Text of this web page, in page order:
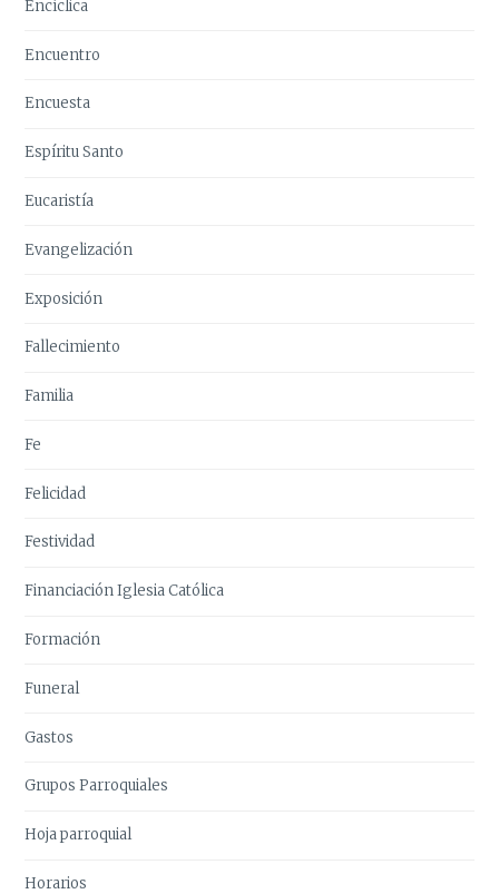
Encíclica
Encuentro
Encuesta
Espíritu Santo
Eucaristía
Evangelización
Exposición
Fallecimiento
Familia
Fe
Felicidad
Festividad
Financiación Iglesia Católica
Formación
Funeral
Gastos
Grupos Parroquiales
Hoja parroquial
Horarios